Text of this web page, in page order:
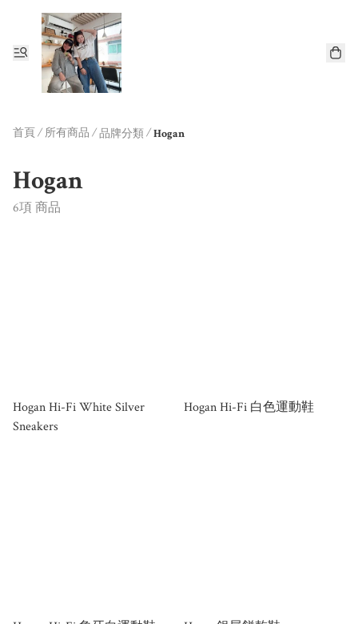
首頁/ 所有商品 /品牌分類/Hogan
Hogan
6項 商品
Hogan Hi-Fi White Silver
Sneakers
Hogan Hi-Fi 白色運動鞋